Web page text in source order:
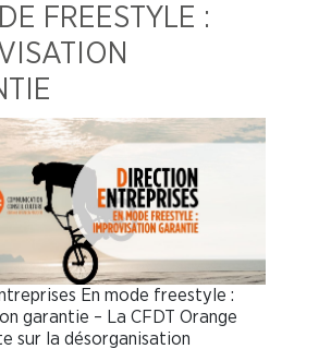
FREESTYLE :
En mode freestyle :
garantie – La CFDT Orange
sur la désorganisation